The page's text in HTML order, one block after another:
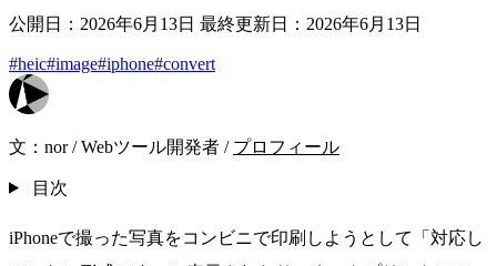
公開日：2026年6月13日 最終更新日：2026年6月13日
#heic#image#iphone#convert
文： nor /Webツール開発者 / プロフィール
目次
iPhoneで撮った写真をコンビニで印刷しようとして「対応し